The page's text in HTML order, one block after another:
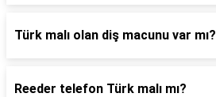
Türk malı olan diş macunu var mı?
Reeder telefon Türk malı mı?